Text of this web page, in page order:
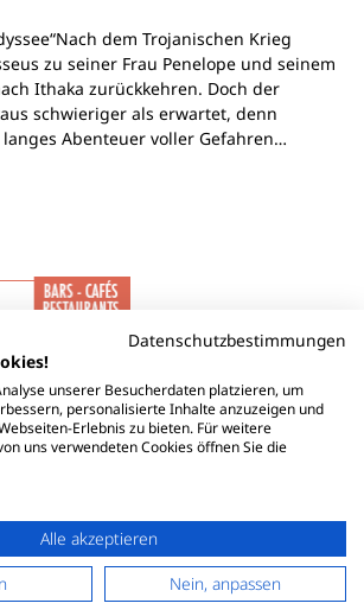
dem Trojanischen Krieg
zu seiner Frau Penelope und seinem
Ithaka zurückkehren. Doch der
schwieriger als erwartet, denn
Abenteuer voller Gefahren…
Datenschutzbestimmungen
unserer Besucherdaten platzieren, um
personalisierte Inhalte anzuzeigen und
Erlebnis zu bieten. Für weitere
uns verwendeten Cookies öffnen Sie die
Alle akzeptieren
Nein, anpassen